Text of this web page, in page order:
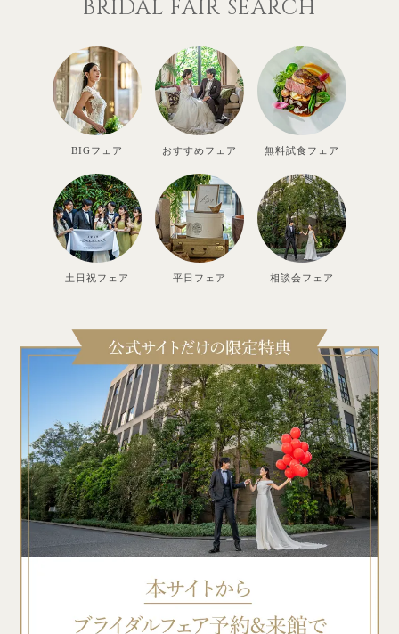
BRIDAL FAIR SEARCH
BIGフェア おすすめフェア 無料試食フェア
土日祝フェア 平日フェア 相談会フェア